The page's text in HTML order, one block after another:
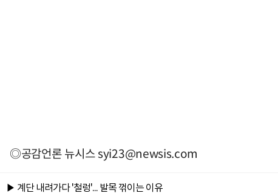
◎공감언론 뉴시스syi23@newsis.com